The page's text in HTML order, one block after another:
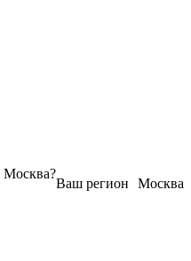
Москва
Ваш регион
Москва?